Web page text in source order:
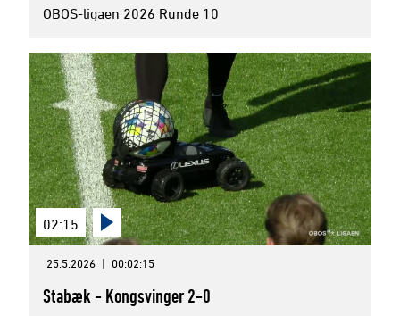
OBOS-ligaen 2026 Runde 10
02:15
25.5.2026 | 00:02:15
Stabæk - Kongsvinger 2-0